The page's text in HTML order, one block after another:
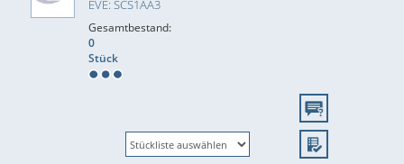
EVE: SCS1AA3
Gesamtbestand:
0
Stück